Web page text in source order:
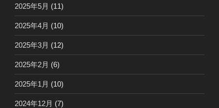
2025年5月 (11)
2025年4月 (10)
2025年3月 (12)
2025年2月 (6)
2025年1月 (10)
2024年12月 (7)